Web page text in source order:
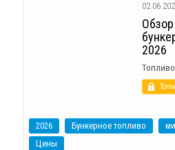
2026
2026 Бункерное топливо
Цены